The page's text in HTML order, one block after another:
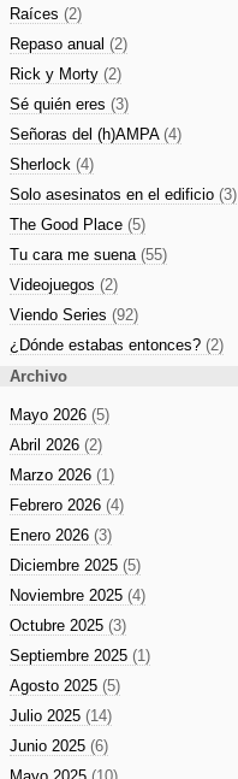
Raíces (2)
Repaso anual (2)
Rick y Morty (2)
Sé quién eres (3)
Señoras del (h)AMPA (4)
Sherlock (4)
Solo asesinatos en el edificio (3)
The Good Place (5)
Tu cara me suena (55)
Videojuegos (2)
Viendo Series (92)
¿Dónde estabas entonces? (2)
Archivo
Mayo 2026 (5)
Abril 2026 (2)
Marzo 2026 (1)
Febrero 2026 (4)
Enero 2026 (3)
Diciembre 2025 (5)
Noviembre 2025 (4)
Octubre 2025 (3)
Septiembre 2025 (1)
Agosto 2025 (5)
Julio 2025 (14)
Junio 2025 (6)